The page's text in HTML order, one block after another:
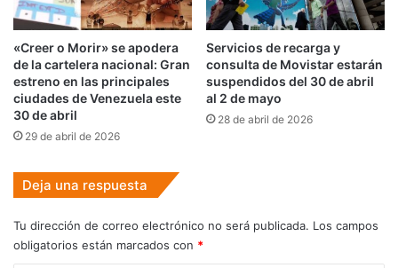
«Creer o Morir» se apodera
de la cartelera nacional: Gran
estreno en las principales
ciudades de Venezuela este
30 de abril
29 de abril de 2026
Servicios de recarga y
consulta de Movistar estarán
suspendidos del 30 de abril
al 2 de mayo
28 de abril de 2026
Deja una respuesta
Tu dirección de correo electrónico no será publicada. Los campos
obligatorios están marcados con *